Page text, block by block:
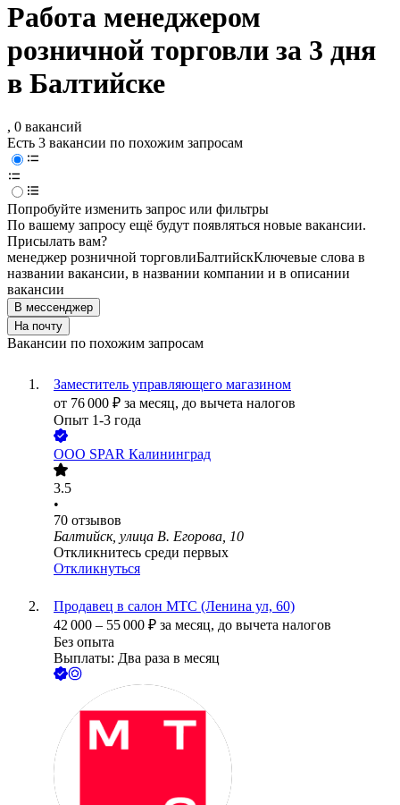
Работа менеджером
розничной торговли за 3 дня
в Балтийске
, 0 вакансий
Есть 3 вакансии по похожим запросам
Попробуйте изменить запрос или фильтры
По вашему запросу ещё будут появляться новые вакансии.
Присылать вам?
менеджер розничной торговлиБалтийскКлючевые слова в
названии вакансии, в названии компании и в описании
вакансии
В мессенджер
На почту
Вакансии по похожим запросам
Заместитель управляющего магазином
от 76 000 ₽ за месяц, до вычета налогов
Опыт 1-3 года
ООО SPAR Калининград
3.5
•
70 отзывов
Балтийск, улица В. Егорова, 10
Откликнитесь среди первых
Откликнуться
Продавец в салон МТС (Ленина ул, 60)
42 000 – 55 000 ₽ за месяц, до вычета налогов
Без опыта
Выплаты: Два раза в месяц